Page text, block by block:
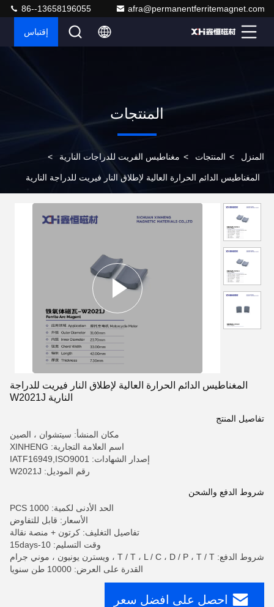
afra@permanentferritemagnet.com
86--13658196055
إقتباس
المنتجات
المنزل > المنتجات > مغناطيس الفريت للدراجات النارية >
المغناطيس الدائم الحرارة العالية لإطلاق النار فيريت للدراجة النارية
المغناطيس الدائم الحرارة العالية لإطلاق النار فيريت للدراجة
النارية W2021J
تفاصيل المنتج
مكان المنشأ: سيتشوان ، الصين
اسم العلامة التجارية: XINHENG
إصدار الشهادات: IATF16949,ISO9001
رقم الموديل: W2021J
شروط الدفع والشحن
الحد الأدنى لكمية: 1000 PCS
الأسعار: قابل للتفاوض
تفاصيل التغليف: كرتون + منصة نقالة
وقت التسليم: 10-15days
شروط الدفع: T / T ، L / C ، D / P ، T / T ، ويسترن يونيون ، موني جرام
القدرة على العرض: 10000 طن سنويا
احصل على افضل سعر